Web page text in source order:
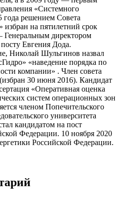
«Системного
года решением Совета
на пятилетний срок
директором
Евгения Дода.
Николай Шульгинов назвал
«наведение порядка по
компании» . Член совета
30 июня 2016). Кандидат
«Оперативная оценка
систем операционных зон
членом Попечительского
университета
кандидатом на пост
Федерации. 10 ноября 2020
Российской Федерации.